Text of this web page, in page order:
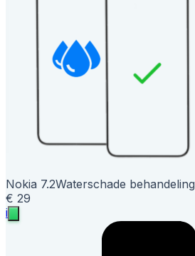
Nokia 7.2Waterschade behandeling
€ 29
i